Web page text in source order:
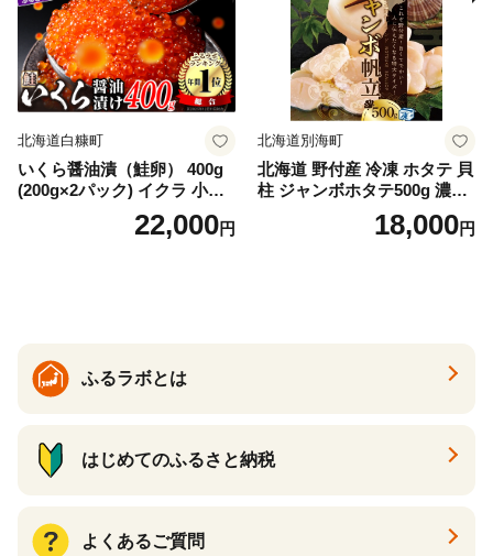
冷凍 厚切り 薄切り ふるさと
納税 ふるさとチョイス チョ
イス 北海道 白糠町
北海道白糠町
いくら醤油漬（鮭卵） 400g
(200g×2パック) イクラ 小分
け いくら醤油漬 鮭いくら い
くら醤油漬け 鮭 鮭卵 ikura
22,000円
北海道別海町
北海道 野付産 冷凍 ホタテ 貝
柱 ジャンボホタテ500g 濃厚
な旨味と甘み （ほたて ホタ
テ 帆立 貝柱 ホタテ貝柱 大玉
18,000円
ふるラボとは
はじめてのふるさと納税
よくあるご質問